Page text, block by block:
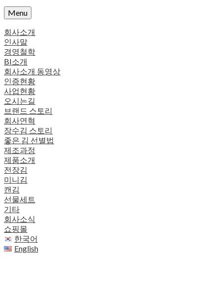
Menu
회사소개
인사말
경영철학
BI소개
회사소개 동영상
인증현황
사업현황
오시는길
브랜드 스토리
회사연혁
장수김 스토리
좋은 김 선별법
제조과정
제품소개
전장김
미니김
캔김
선물세트
기타
회사소식
쇼핑몰
한국어
English